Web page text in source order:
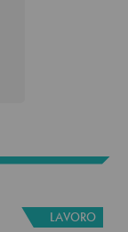
LAVORO